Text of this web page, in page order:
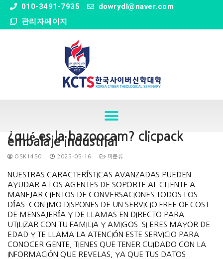
010-3491-7935
dowrydl@naver.com
관리자페이지
¿qué es la bazoocam? clicpack
embalaje industrial
OSK1450 2025-05-16 미분류
NUESTRAS CARACTERÍSTICAS AVANZADAS PUEDEN
AYUDAR A LOS AGENTES DE SOPORTE AL CLIENTE A
MANEJAR CIENTOS DE CONVERSACIONES TODOS LOS
DÍAS. CON IMO DISPONES DE UN SERVICIO FREE OF COST
DE MENSAJERÍA Y DE LLAMAS EN DIRECTO PARA
UTILIZAR CON TU FAMILIA Y AMIGOS. SI ERES MAYOR DE
EDAD Y TE LLAMA LA ATENCIÓN ESTE SERVICIO PARA
CONOCER GENTE, TIENES QUE TENER CUIDADO CON LA
INFORMACIÓN QUE REVELAS, YA QUE TUS DATOS